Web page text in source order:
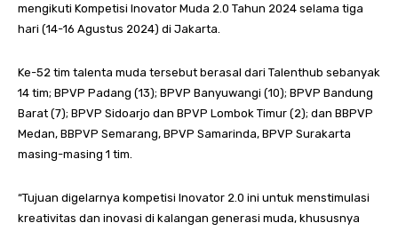
mengikuti Kompetisi Inovator Muda 2.0 Tahun 2024 selama tiga
hari (14-16 Agustus 2024) di Jakarta.
Ke-52 tim talenta muda tersebut berasal dari Talenthub sebanyak
14 tim; BPVP Padang (13); BPVP Banyuwangi (10); BPVP Bandung
Barat (7); BPVP Sidoarjo dan BPVP Lombok Timur (2); dan BBPVP
Medan, BBPVP Semarang, BPVP Samarinda, BPVP Surakarta
masing-masing 1 tim.
“Tujuan digelarnya kompetisi Inovator 2.0 ini untuk menstimulasi
kreativitas dan inovasi di kalangan generasi muda, khususnya